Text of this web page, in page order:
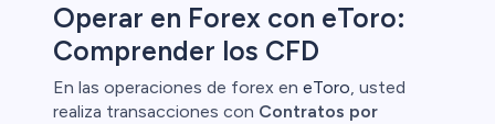
Operar en Forex con eToro:
Comprender los CFD
En las operaciones de forex en eToro, usted
realiza transacciones con Contratos por